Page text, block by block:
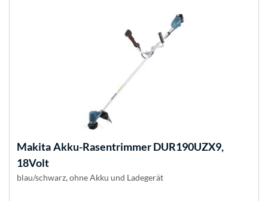
MakitaAkku-Rasentrimmer DUR190UZX9,
18Volt
blau/schwarz, ohne Akku und Ladegerät